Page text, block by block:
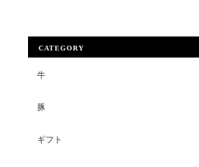
CATEGORY
牛
豚
ギフト